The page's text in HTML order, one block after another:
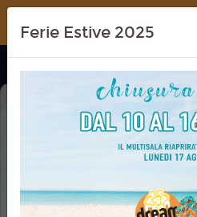
Dream
THE
Ferie Estive 2025